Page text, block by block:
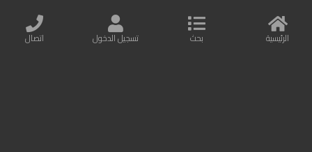
Baseus Online
البريد الإلكتروني : info@baseusonline.com
الرئيسية بحث تسجيل الدخول اتصال